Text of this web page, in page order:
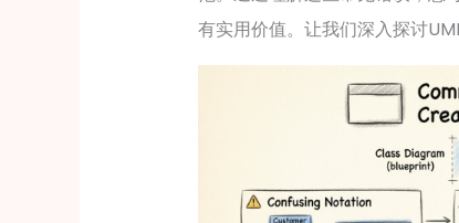
有实用价值。让我们深入探讨